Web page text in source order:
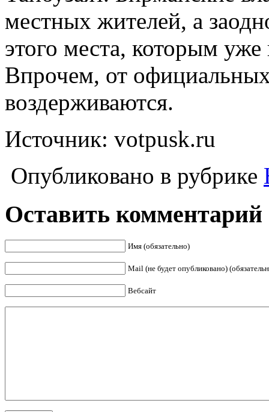
местных жителей, а
этого места, которым уже
Впрочем, от
воздерживаются.
Источник: votpusk.ru
Опубликовано в рубрике
Оставить комментарий
Имя (обязательно)
Mail (не будет опубликовано)
Вебсайт